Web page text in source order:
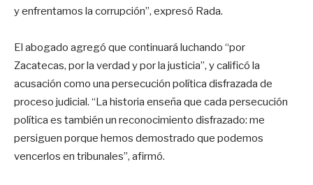
y enfrentamos la corrupción”, expresó Rada.
El abogado agregó que continuará luchando “por
Zacatecas, por la verdad y por la justicia”, y calificó la
acusación como una persecución política disfrazada de
proceso judicial. “La historia enseña que cada persecución
política es también un reconocimiento disfrazado: me
persiguen porque hemos demostrado que podemos
vencerlos en tribunales”, afirmó.